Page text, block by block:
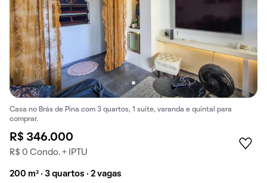
Casa no Brás de Pina com 3 quartos, 1 suíte, varanda e quintal para
comprar.
R$ 346.000
R$ 0 Condo. + IPTU
200 m² · 3 quartos · 2 vagas